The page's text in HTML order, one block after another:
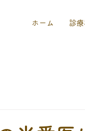
ホーム 診療